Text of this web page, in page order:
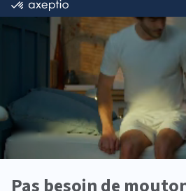
Pourquoi choisir
comme literie ?
Bultex est la marque de literie
les Français*. Notre savoir‑faire
exclusives offrent un confort
Fermes, équilibrées ou
degrés de fermeté pour
Associée au bon sommier, votre
soutien précis et une bonne
Pour la chambre principale, la
celle des enfants, équipez
Bultex. Des solutions fiables,